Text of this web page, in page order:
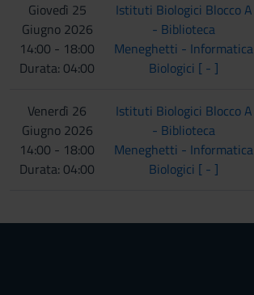
Giovedì 25
Giugno 2026
14:00 - 18:00
Durata: 04:00
Istituti Biologici Blocco A
- Biblioteca
Meneghetti - Informatica
Biologici [ - ]
Venerdì 26
Giugno 2026
14:00 - 18:00
Durata: 04:00
Istituti Biologici Blocco A
- Biblioteca
Meneghetti - Informatica
Biologici [ - ]